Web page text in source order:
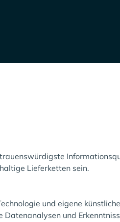
Lieferketten sein.
und eigene
und